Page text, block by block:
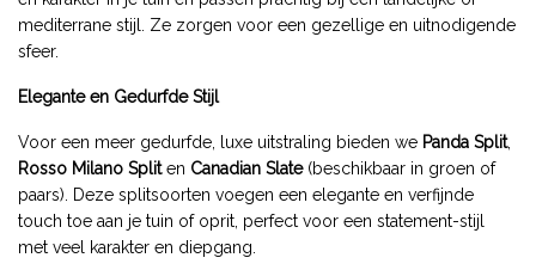
mediterrane stijl. Ze zorgen voor een gezellige en uitnodigende
sfeer.
Elegante en Gedurfde Stijl
Voor een meer gedurfde, luxe uitstraling bieden we Panda Split,
Rosso Milano Spliten Canadian Slate(beschikbaar in groen of
paars). Deze splitsoorten voegen een elegante en verfijnde
touch toe aan je tuin of oprit, perfect voor een statement-stijl
met veel karakter en diepgang.